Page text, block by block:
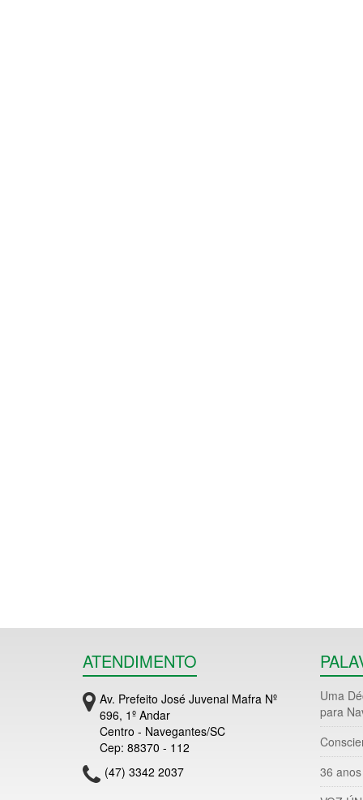
ATENDIMENTO
Av. Prefeito José Juvenal Mafra Nº
696, 1º Andar
Centro - Navegantes/SC
Cep: 88370 - 112
(47) 3342 2037
Uma
para
36